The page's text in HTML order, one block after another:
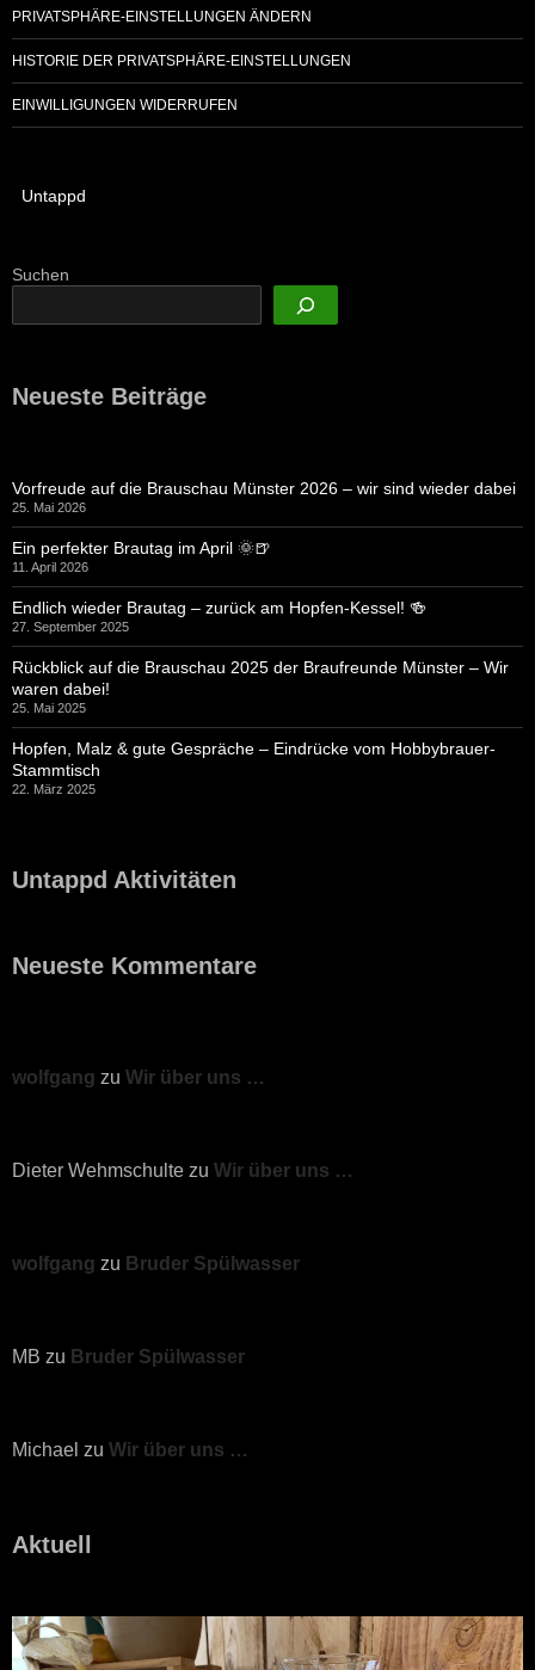
PRIVATSPHÄRE-EINSTELLUNGEN ÄNDERN
HISTORIE DER PRIVATSPHÄRE-EINSTELLUNGEN
EINWILLIGUNGEN WIDERRUFEN
Untappd
Suchen
Neueste Beiträge
Vorfreude auf die Brauschau Münster 2026 – wir sind wieder dabei
25. Mai 2026
Ein perfekter Brautag im April 🌞🍺
11. April 2026
Endlich wieder Brautag – zurück am Hopfen-Kessel! 🍻
27. September 2025
Rückblick auf die Brauschau 2025 der Braufreunde Münster – Wir
waren dabei!
25. Mai 2025
Hopfen, Malz & gute Gespräche – Eindrücke vom Hobbybrauer-
Stammtisch
22. März 2025
Untappd Aktivitäten
Neueste Kommentare
wolfgang zu Wir über uns …
Dieter Wehmschulte zu Wir über uns …
wolfgang zu Bruder Spülwasser
MB zu Bruder Spülwasser
Michael zu Wir über uns …
Aktuell